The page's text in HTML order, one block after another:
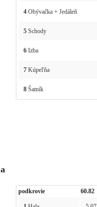
4Obývačka + Jedáleň
5Schody
6Izba
7Kúpeľňa
8Šatník
podkrovie 60.82